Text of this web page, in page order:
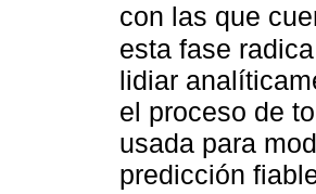
con las que
esta fase
lidiar
el proceso de
usada para
predicción